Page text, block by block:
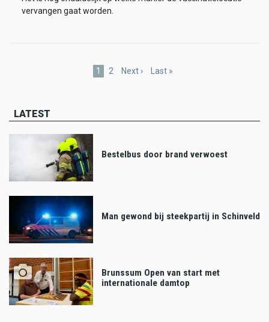
vervangen gaat worden.
Current
1 Page
2
Next
Next ›
Last
Last »
LATEST
Bestelbus door brand verwoest
Man gewond bij steekpartij in Schinveld
Brunssum Open van start met
internationale damtop